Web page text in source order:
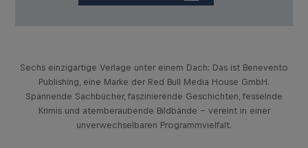
Sechs einzigartige Verlage unter einem Dach: Das ist Benevento
Publishing, eine Marke der Red Bull Media House GmbH.
Spannende Sachbücher, faszinierende Geschichten, fesselnde
Krimis und atemberaubende Bildbände – vereint in einer
unverwechselbaren Programmvielfalt.